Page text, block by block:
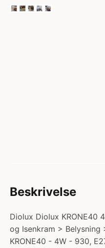
Beskrivelse
Diolux Diolux KRONE40
og Isenkram > Belysning
KRONE40 - 4W - 930,